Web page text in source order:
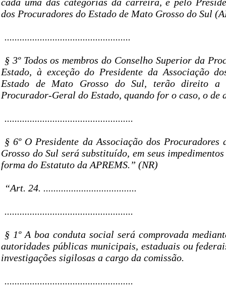
dos Procuradores do Estado de Mato Grosso do Sul
..................................................
§ 3º Todos os membros do Conselho Superior da
Estado, à exceção do Presidente da Associação
Estado de Mato Grosso do Sul, terão direito a
Procurador-Geral do Estado, quando for o caso, o de
...................................................
§ 6º O Presidente da Associação dos Procuradores
Grosso do Sul será substituído, em seus
forma do Estatuto da APREMS.” (NR)
“Art. 24. .....................................
...................................................
§ 1º A boa conduta social será comprovada
autoridades públicas municipais, estaduais ou
investigações sigilosas a cargo da comissão.
...................................................